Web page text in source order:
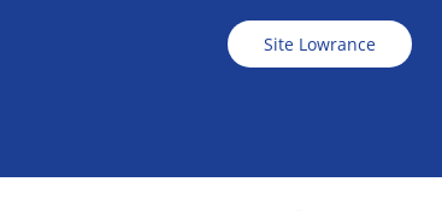
Site Lowrance